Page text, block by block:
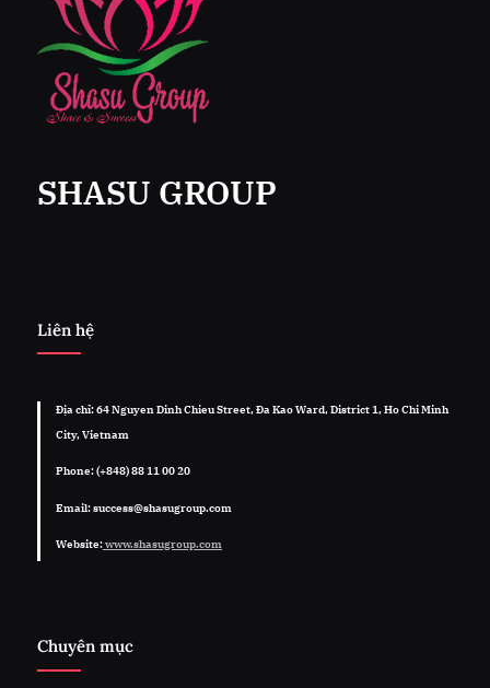
SHASU GROUP
Liên hệ
Địa chỉ: 64 Nguyen Dinh Chieu Street, Đa Kao Ward, District 1, Ho Chi Minh
City, Vietnam
Phone: (+848) 88 11 00 20
Email: success@shasugroup.com
Website:www.shasugroup.com
Chuyên mục